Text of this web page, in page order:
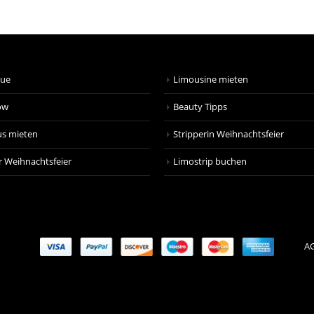
mieten
Weihnachtsfeier
Limousine mieten
Beauty Tipps
Stripperin Weihnachtsfeier
Limostrip buchen